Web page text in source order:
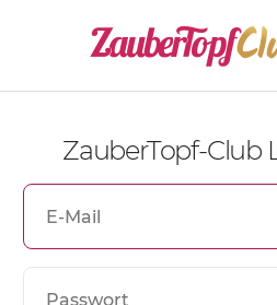
ZauberTopf-Club